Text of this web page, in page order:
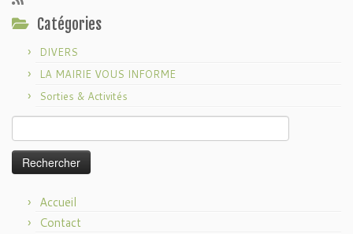
Catégories
DIVERS
LA MAIRIE VOUS INFORME
Sorties & Activités
Accueil
Contact